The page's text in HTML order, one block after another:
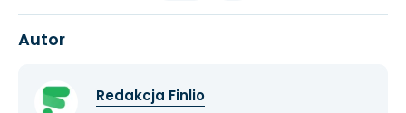
Autor
Redakcja Finlio